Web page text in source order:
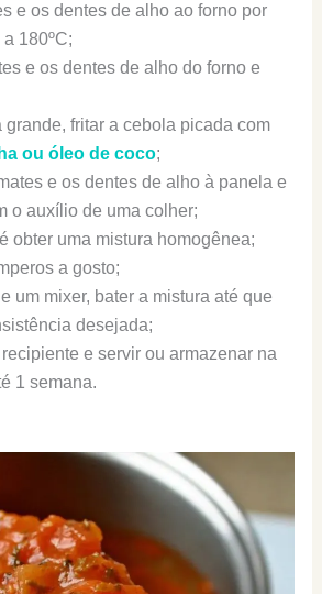
e os dentes de alho ao forno por
a 180ºC;
e os dentes de alho do forno e
grande, fritar a cebola picada com
ou óleo de coco;
e os dentes de alho à panela e
o auxílio de uma colher;
obter uma mistura homogênea;
a gosto;
um mixer, bater a mistura até que
desejada;
e servir ou armazenar na
1 semana.